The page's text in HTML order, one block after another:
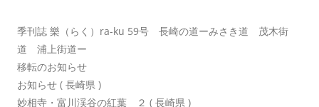
季刊誌 樂（らく）ra-ku 59号 長崎の道ーみさき道 茂木街
道 浦上街道ー
移転のお知らせ
お知らせ ( 長崎県 )
妙相寺・富川渓谷の紅葉 ２ ( 長崎県 )